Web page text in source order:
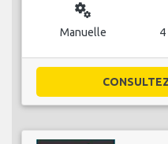
miscellaneous_services
Manuelle 4